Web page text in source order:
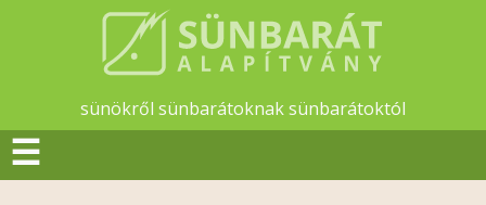
sünökről sünbarátoknak sünbarátoktól
☰